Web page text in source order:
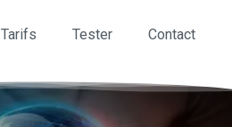
Tarifs Tester Contact